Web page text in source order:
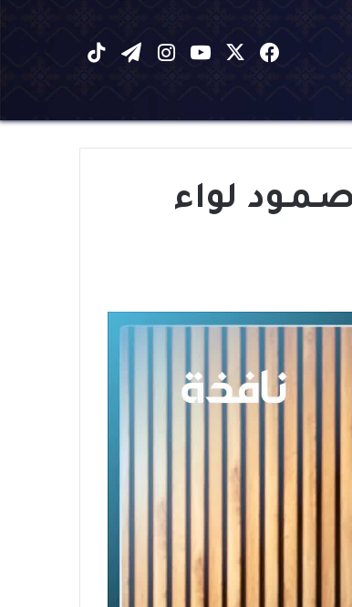
فيسبوك يوتيوبانستقرام
تيلقرام
لواء